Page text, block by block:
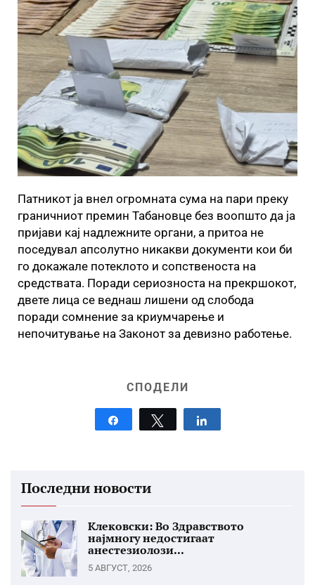
Патникот ја внел огромната сума на пари преку
граничниот премин Табановце без воопшто да ја
пријави кај надлежните органи, а притоа не
поседувал апсолутно никакви документи кои би
го докажале потеклото и сопственоста на
средствата. Поради сериозноста на прекршокот,
двете лица се веднаш лишени од слобода
поради сомнение за криумчарење и
непочитување на Законот за девизно работење.
СПОДЕЛИ
Tweet
Последни новости
Клековски: Во Здравството
најмногу недостигаат
анестезиолози...
5 АВГУСТ, 2026